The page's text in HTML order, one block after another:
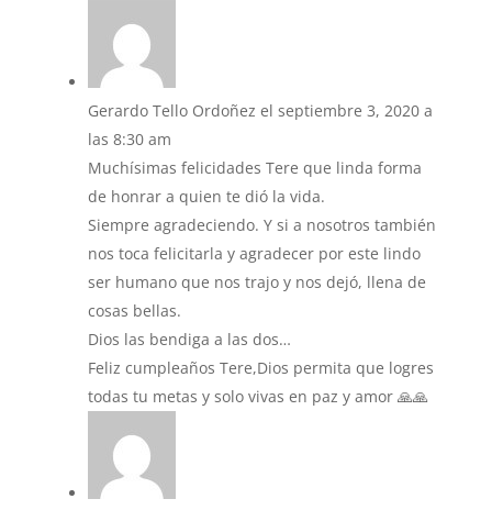
Gerardo Tello Ordoñez el septiembre 3, 2020 a
las 8:30 am
Muchísimas felicidades Tere que linda forma
de honrar a quien te dió la vida.
Siempre agradeciendo. Y si a nosotros también
nos toca felicitarla y agradecer por este lindo
ser humano que nos trajo y nos dejó, llena de
cosas bellas.
Dios las bendiga a las dos…
Feliz cumpleaños Tere,Dios permita que logres
todas tu metas y solo vivas en paz y amor 🙏🙏